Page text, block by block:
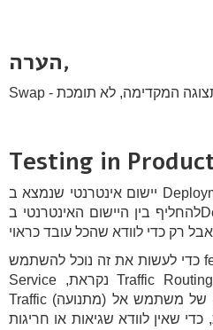
הערה,
Testing in
יישום אינטרנטי שנמצא ב Deployment Slot כאשר אנחנו נרצה
להחליף בין היישום האינטרנטי בDeployment Slot של הייצור,
כדי לעשות את זה נוכל להשתמש feature שנמצאת Azure App
Service ,נקראת Traffic Routing, המאפשרת לך לכוון חלק
Traffic (מתנועה) בזמן אמת של משתמש אל deployment slot
שאין לוודא שגיאות או חריגות